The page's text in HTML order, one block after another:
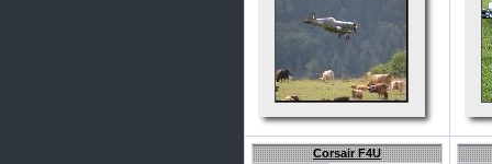
Corsair F4U